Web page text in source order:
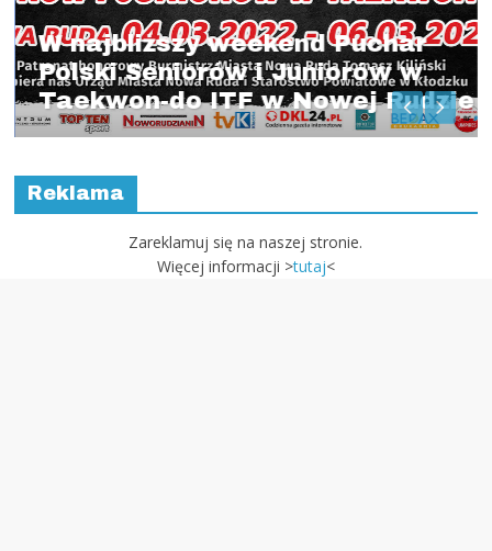
weekend Puchar
Seniorów i Juniorów w
do ITF w Nowej Rudzie
Reklama
Zareklamuj się na naszej stronie.